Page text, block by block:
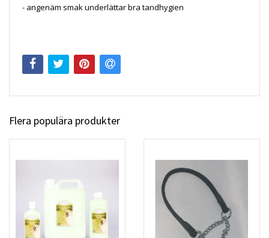
- angenäm smak underlättar bra tandhygien
Flera populära produkter